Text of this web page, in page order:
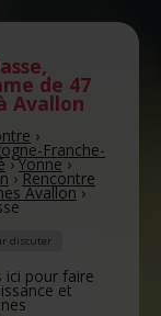
,
de 47
Avallon
›
Franche-
›Yonne›
›Rencontre
Avallon›
discuter
ici pour faire
et